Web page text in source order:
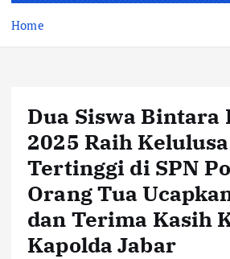
Home
Dua Siswa Bintara
2025 Raih
Tertinggi di SPN
Orang Tua
dan Terima Kasih
Kapolda Jabar